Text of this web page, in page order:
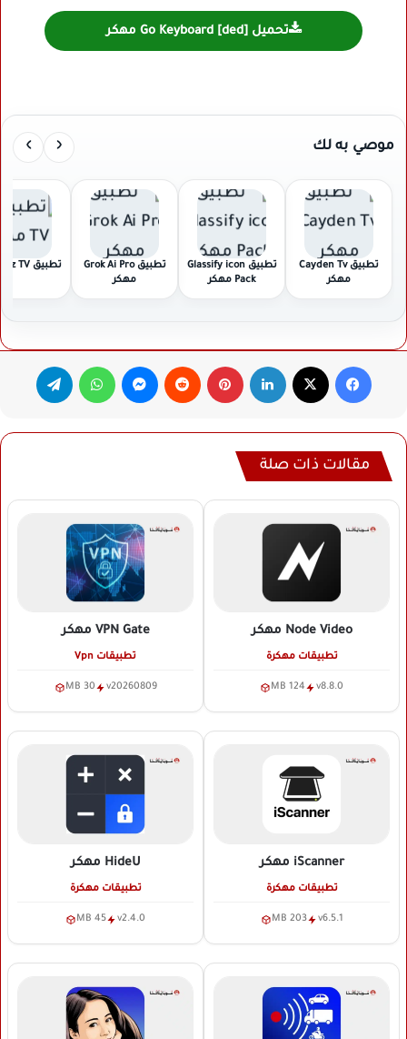
تحميل Go Keyboard [ded] مهكر
موصي به لك ‹
›
تطبيق Cayden Tv
مهكر
تطبيق Glassify icon
Pack مهكر
تطبيق Grok Ai Pro
مهكر
تطبيق Buz TV مهكر
فيسبوك لينكدإن بينتيريست ماسنجر واتساب
مقالات ذات صلة
Node Video مهكر
تطبيقات مهكرة
v8.8.0
124 MB
VPN Gate مهكر
تطبيقات Vpn
v20260809
30 MB
iScanner مهكر
تطبيقات مهكرة
v6.5.1
203 MB
HideU مهكر
تطبيقات مهكرة
v2.4.0
45 MB